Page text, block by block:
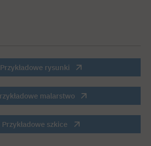
Przykładowe rysunki
malarstwo
Przykładowe szkice